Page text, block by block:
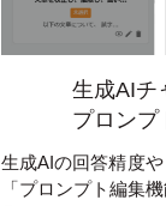
生成AIチ
プロンプ
生成AIの回答精度
「プロンプト編集